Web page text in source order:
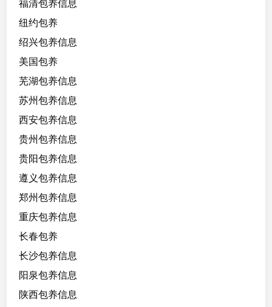
福清包养信息
纽约包养
绍兴包养信息
美国包养
芜湖包养信息
苏州包养信息
西安包养信息
贵州包养信息
贵阳包养信息
遵义包养信息
郑州包养信息
重庆包养信息
长春包养
长沙包养信息
阳泉包养信息
陕西包养信息